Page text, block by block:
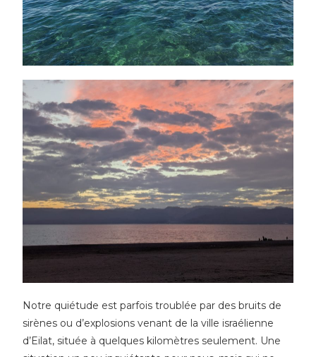
Notre quiétude est parfois troublée par des bruits de
sirènes ou d’explosions venant de la ville israélienne
d’Eilat, située à quelques kilomètres seulement. Une